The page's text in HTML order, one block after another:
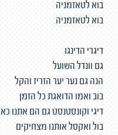
בוא לטאזמניה
בוא לטאזמניה
דיגרי הדינגו
גם וונדל השועל
הנה גם נער יער הזריז והקל
בוב ואמו הדואגת כל הזמן
דיגי וקונסטנסט גם הם אתנו כאן
בול ואקסל אותנו מצחיקים